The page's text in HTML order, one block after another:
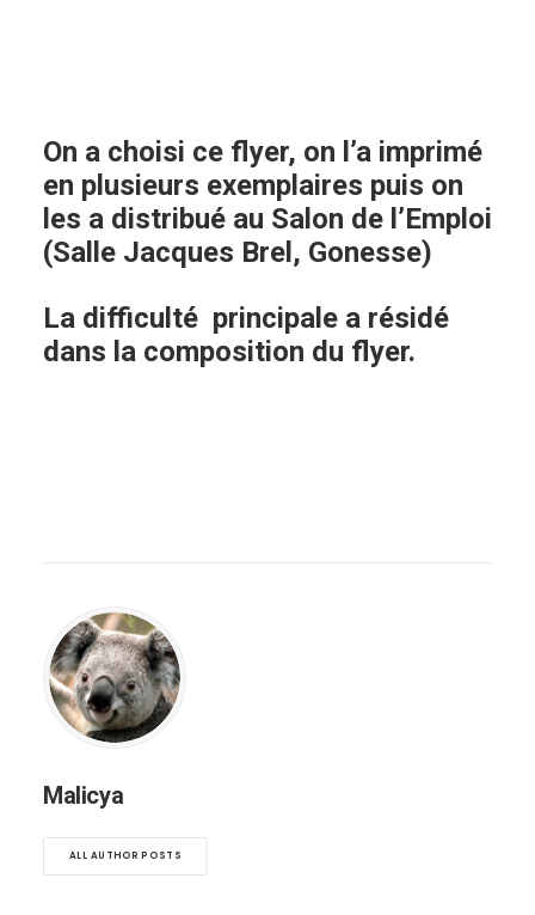
On a choisi ce flyer, on l’a imprimé
en plusieurs exemplaires puis on
les a distribué au Salon de l’Emploi
(Salle Jacques Brel, Gonesse)
La difficulté principale a résidé
dans la composition du flyer.
Malicya
ALL AUTHOR POSTS